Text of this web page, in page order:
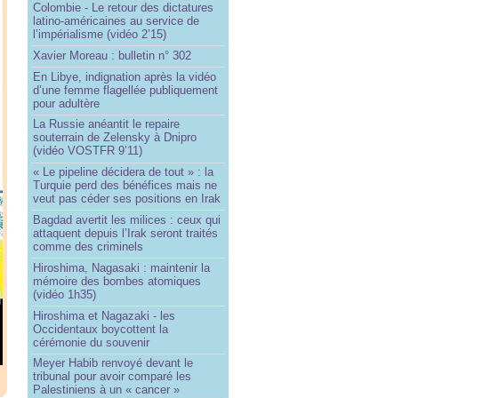
Colombie - Le retour des dictatures
latino-américaines au service de
l’impérialisme (vidéo 2’15)
Xavier Moreau : bulletin n° 302
En Libye, indignation après la vidéo
d’une femme flagellée publiquement
pour adultère
La Russie anéantit le repaire
souterrain de Zelensky à Dnipro
(vidéo VOSTFR 9’11)
« Le pipeline décidera de tout » : la
Turquie perd des bénéfices mais ne
veut pas céder ses positions en Irak
Bagdad avertit les milices : ceux qui
attaquent depuis l’Irak seront traités
comme des criminels
Hiroshima, Nagasaki : maintenir la
mémoire des bombes atomiques
(vidéo 1h35)
Hiroshima et Nagazaki - les
Occidentaux boycottent la
cérémonie du souvenir
Meyer Habib renvoyé devant le
tribunal pour avoir comparé les
Palestiniens à un « cancer »